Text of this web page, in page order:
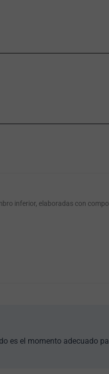
inferior, elaboradas con